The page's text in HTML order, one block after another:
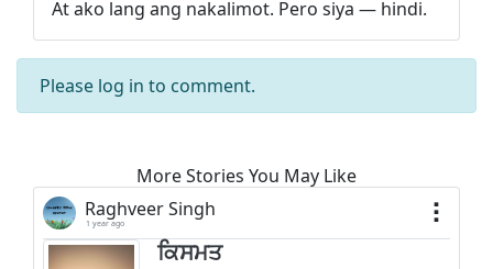
At ako lang ang nakalimot. Pero siya — hindi.
Please log in to comment.
More Stories You May Like
Raghveer Singh
1 year ago
ਕਿਸਮਤ